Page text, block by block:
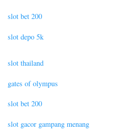
slot bet 200
slot depo 5k
slot thailand
gates of olympus
slot bet 200
slot gacor gampang menang